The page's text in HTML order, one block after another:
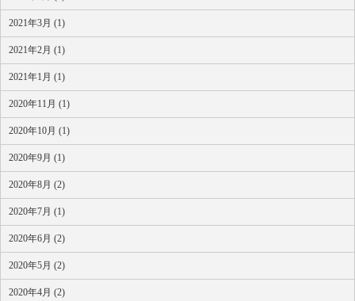
2021年3月 (1)
2021年2月 (1)
2021年1月 (1)
2020年11月 (1)
2020年10月 (1)
2020年9月 (1)
2020年8月 (2)
2020年7月 (1)
2020年6月 (2)
2020年5月 (2)
2020年4月 (2)